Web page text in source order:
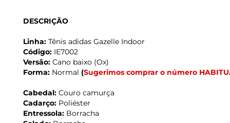
DESCRIÇÃO
Linha: Tênis adidas Gazelle Indoor
Código: IE7002
Versão: Cano baixo (Ox)
Forma: Normal (Sugerimos comprar o número
Cabedal: Couro camurça
Cadarço: Poliéster
Entressola: Borracha